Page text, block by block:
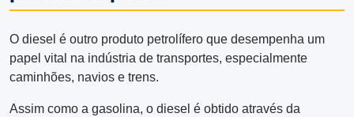
O diesel é outro produto petrolífero que desempenha um
papel vital na indústria de transportes, especialmente
caminhões, navios e trens.
Assim como a gasolina, o diesel é obtido através da